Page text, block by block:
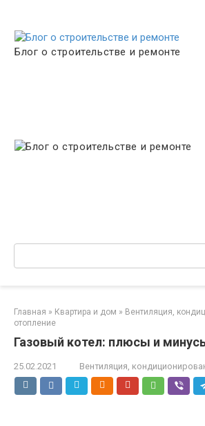
контенту
Блог о строительстве и ремонте
Поиск:
Главная » Квартира и дом » Вентиляция,
отопление
Газовый котел: плюсы и
25.02.2021 Вентиляция,